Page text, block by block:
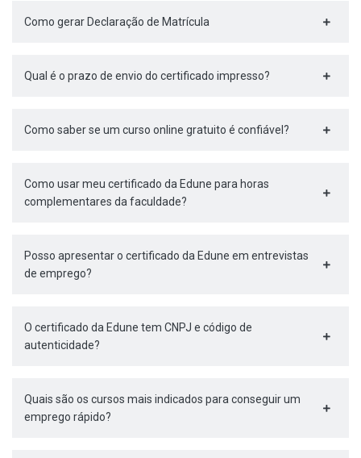
Como gerar Declaração de Matrícula
Qual é o prazo de envio do certificado impresso?
Como saber se um curso online gratuito é confiável?
Como usar meu certificado da Edune para horas
complementares da faculdade?
Posso apresentar o certificado da Edune em entrevistas
de emprego?
O certificado da Edune tem CNPJ e código de
autenticidade?
Quais são os cursos mais indicados para conseguir um
emprego rápido?